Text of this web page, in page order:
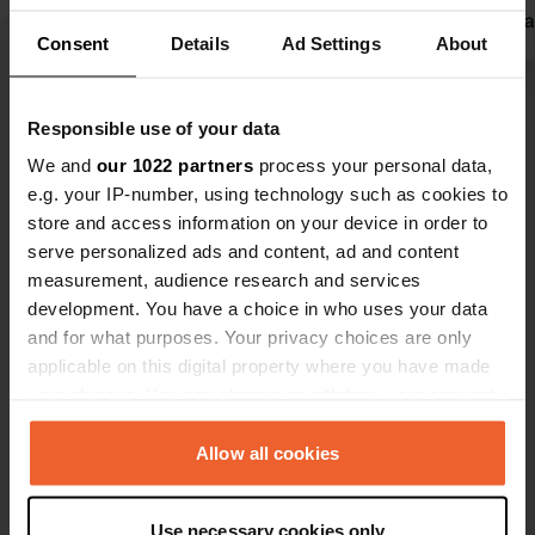
Consent Details Ad Settings About
Responsible use of your data
We and our 1022 partners process your personal data,
e.g. your IP-number, using technology such as cookies to
store and access information on your device in order to
serve personalized ads and content, ad and content
measurement, audience research and services
development. You have a choice in who uses your data
and for what purposes. Your privacy choices are only
applicable on this digital property where you have made
any time from the Cookie Declaration or by clicking on
the Privacy trigger icon.Allow all cookies
Use necessary cookies only
het
het
organisatie
een
hoelang
bestaat
Ben jij hier geweest?
Contact
Locatie
Coördinaten